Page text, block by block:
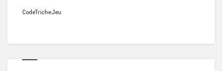
CodeTricheJeu